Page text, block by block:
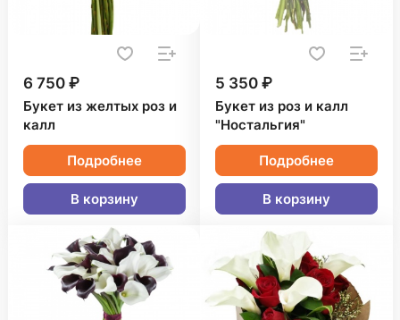
6 750 ₽
Букет из желтых роз и
калл
Подробнее
В корзину
5 350 ₽
Букет из роз и калл
"Ностальгия"
Подробнее
В корзину